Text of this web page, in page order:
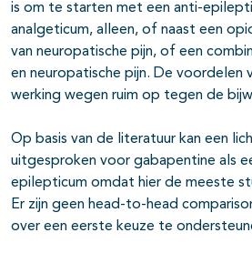
is om te starten met een anti-
analgeticum, alleen, of naast een
van neuropatische pijn, of een
en neuropatische pijn. De voordelen
werking wegen ruim op tegen de
Op basis van de literatuur kan een
uitgesproken voor gabapentine als
epilepticum omdat hier de meeste
Er zijn geen head-to-head
over een eerste keuze te